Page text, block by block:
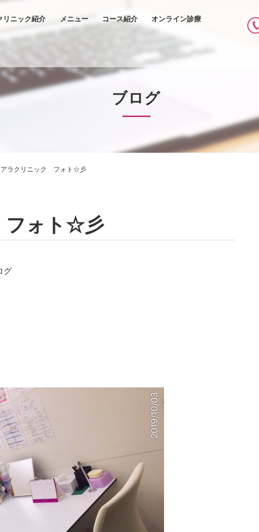
リニック紹介 メニュー コース紹介 オンライン診療
ブログ
アラクリニック フォト☆彡
フォト☆彡
グ